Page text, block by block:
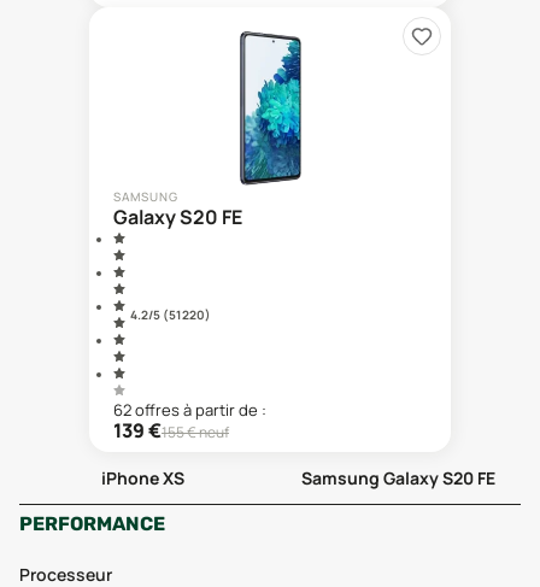
SAMSUNG
Galaxy S20 FE
4.2/5 (51 220)
62offresà partir de :
139€155€ neuf
iPhone XS
Samsung Galaxy S20 FE
PERFORMANCE
Processeur